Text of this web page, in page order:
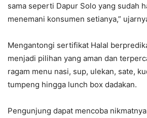
sama seperti Dapur Solo yang sudah
menemani konsumen setianya,”
Mengantongi sertifikat Halal
menjadi pilihan yang aman dan
ragam menu nasi, sup, ulekan, sate,
tumpeng hingga lunch box dadakan.
Pengunjung dapat mencoba